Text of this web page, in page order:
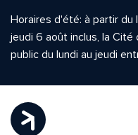
Horaires d'été: à partir du
jeudi 6 août inclus, la
public du lundi au jeudi